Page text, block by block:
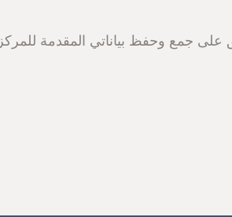
على جمع وحفظ بياناتي المقدمة للمركز